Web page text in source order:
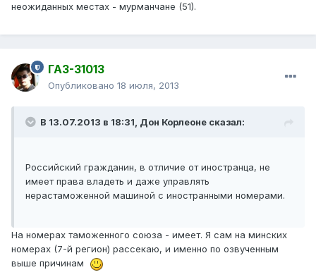
неожиданных местах - мурманчане (51).
ГАЗ-31013
Опубликовано 18 июля, 2013
В 13.07.2013 в 18:31, Дон Корлеоне сказал:
Российский гражданин, в отличие от иностранца, не
имеет права владеть и даже управлять
нерастаможенной машиной с иностранными номерами.
На номерах таможенного союза - имеет. Я сам на минских
номерах (7-й регион) рассекаю, и именно по озвученным
выше причинам